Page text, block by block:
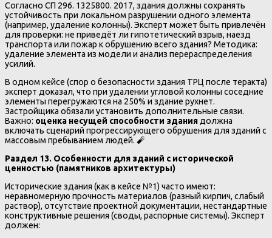
Согласно СП 296. 1325800. 2017, здания должны сохранять
устойчивость при локальном разрушении одного элемента
(например, удаление колонны). Эксперт может быть привлечён
для проверки: не приведёт ли гипотетический взрыв, наезд
транспорта или пожар к обрушению всего здания? Методика:
удаление элемента из модели и анализ перераспределения
усилий.
В одном кейсе (спор о безопасности здания ТРЦ после теракта)
эксперт доказал, что при удалении угловой колонны соседние
элементы перегружаются на 250% и здание рухнет.
Застройщика обязали установить дополнительные связи.
Важно: оценка несущей способности здания должна
включать сценарий прогрессирующего обрушения для зданий с
массовым пребыванием людей. 🧨
Раздел 13. Особенности для зданий с исторической
ценностью (памятников архитектуры)
Исторические здания (как в кейсе №1) часто имеют:
неравномерную прочность материалов (разный кирпич, слабый
раствор), отсутствие проектной документации, нестандартные
конструктивные решения (своды, распорные системы). Эксперт
должен: